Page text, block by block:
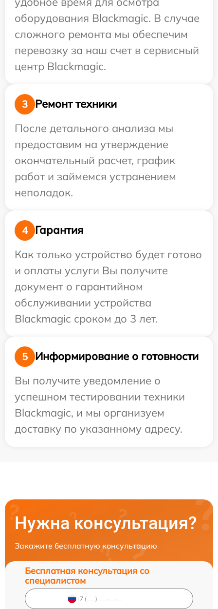
оборудования Blackmagic. В случае
сложного ремонта мы обеспечим
перевозку за наш счет в сервисный
центр Blackmagic.
3
Ремонт техники
После детального анализа мы
предоставим на утверждение
окончательный расчет, график
работ и займемся устранением
неполадок.
4
Гарантия
Как только устройство будет готово
и оплаты услуги Вы получите
документ о гарантийном
обслуживании устройства
Blackmagic сроком до 3 лет.
5
Информирование о готовности
Вы получите уведомление о
успешном тестировании техники
Blackmagic, и мы организуем
доставку по указанному адресу.
Нужна консультация?
Закажите бесплатную консультацию
Бесплатная консультация со
специалистом